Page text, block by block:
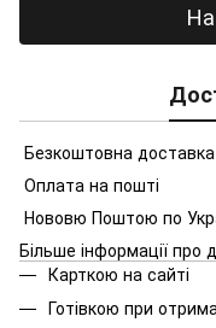
Безкоштовна доставка
Оплата на пошті
Нововю Поштою по
Більше інформації про
Карткою на сайті
Готівкою при